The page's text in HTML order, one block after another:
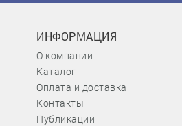
ИНФОРМАЦИЯ
О компании
Каталог
Оплата и доставка
Контакты
Публикации